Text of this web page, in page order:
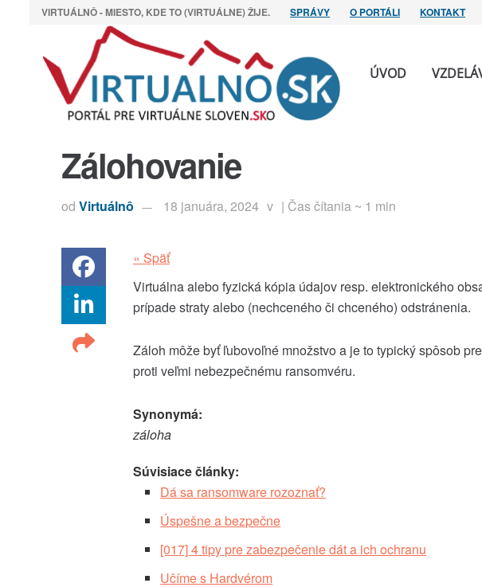
VIRTUÁLNÔ - MIESTO, KDE TO (VIRTUÁLNE) ŽIJE. SPRÁVY O PORTÁLI KONTAKT
ÚVOD
Zálohovanie
od Virtuálnô 18 januára, 2024 v | Čas čítania ~ 1 min
« Späť
Virtuálna alebo fyzická kópia údajov resp. elektronického
prípade straty alebo (nechceného či chceného) odstránenia.
Záloh môže byť ľubovoľné množstvo a je to typický spôsob
proti veľmi nebezpečnému ransomvéru.
Synonymá:
záloha
Súvisiace články:
Dá sa ransomware rozoznať?
Úspešne a bezpečne
[017] 4 tipy pre zabezpečenie dát a ich ochranu
Učíme s Hardvérom